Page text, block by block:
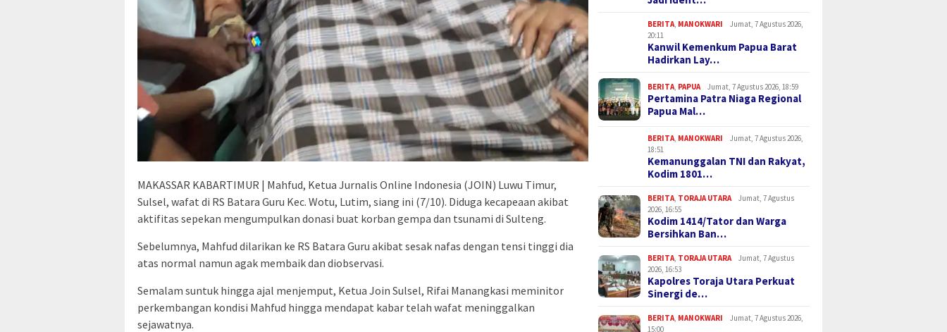
MAKASSAR KABARTIMUR | Mahfud, Ketua Jurnalis Online Indonesia (JOIN) Luwu Timur,
Sulsel, wafat di RS Batara Guru Kec. Wotu, Lutim, siang ini (7/10). Diduga kecapeaan akibat
aktifitas sepekan mengumpulkan donasi buat korban gempa dan tsunami di Sulteng.
Sebelumnya, Mahfud dilarikan ke RS Batara Guru akibat sesak nafas dengan tensi tinggi dia
atas normal namun agak membaik dan diobservasi.
Semalam suntuk hingga ajal menjemput, Ketua Join Sulsel, Rifai Manangkasi meminitor
perkembangan kondisi Mahfud hingga mendapat kabar telah wafat meninggalkan
sejawatnya.
BERITA MANOKWARI
Jumat, 7 Agustus 2026,
20:11
Kanwil Kemenkum Papua Barat
Hadirkan Lay…
BERITA PAPUA Jumat, 7 Agustus 2026, 18:59
Pertamina Patra Niaga Regional
Papua Mal…
BERITA MANOKWARI
Jumat, 7 Agustus 2026,
18:51
Kemanunggalan TNI dan Rakyat,
Kodim 1801…
BERITA TORAJA UTARA
Jumat, 7 Agustus
2026, 16:55
Kodim 1414/Tator dan Warga
Bersihkan Ban…
BERITA TORAJA UTARA
Jumat, 7 Agustus
2026, 16:53
Kapolres Toraja Utara Perkuat
Sinergi de…
BERITA MANOKWARI
Jumat, 7 Agustus 2026,
15:00